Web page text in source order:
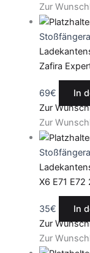
Zur
Zafira
69€
In
Zur
Zur
X6 E71
35€
In
Zur
Zur